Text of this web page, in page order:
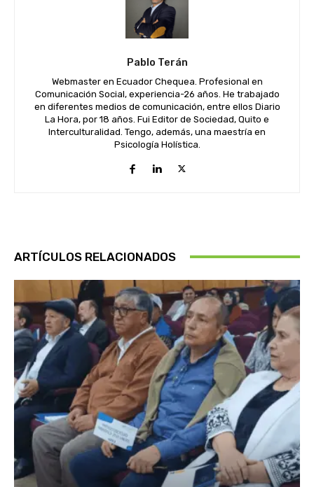
Pablo Terán
Webmaster en Ecuador Chequea. Profesional en
Comunicación Social, experiencia-26 años. He trabajado
en diferentes medios de comunicación, entre ellos Diario
La Hora, por 18 años. Fui Editor de Sociedad, Quito e
Interculturalidad. Tengo, además, una maestría en
Psicología Holística.
ARTÍCULOS RELACIONADOS